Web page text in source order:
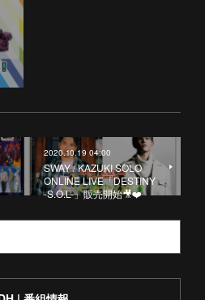
2020.10.19 04:00
SWAY / KAZUKI SOLO
ONLINE LIVE「DESTINY
-S.O.L-」販売開始🎥❤️